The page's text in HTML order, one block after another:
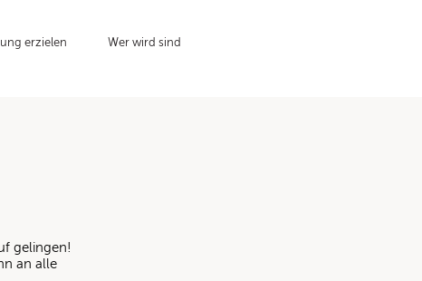
erzielen Wer wird sind
gelingen!
an alle